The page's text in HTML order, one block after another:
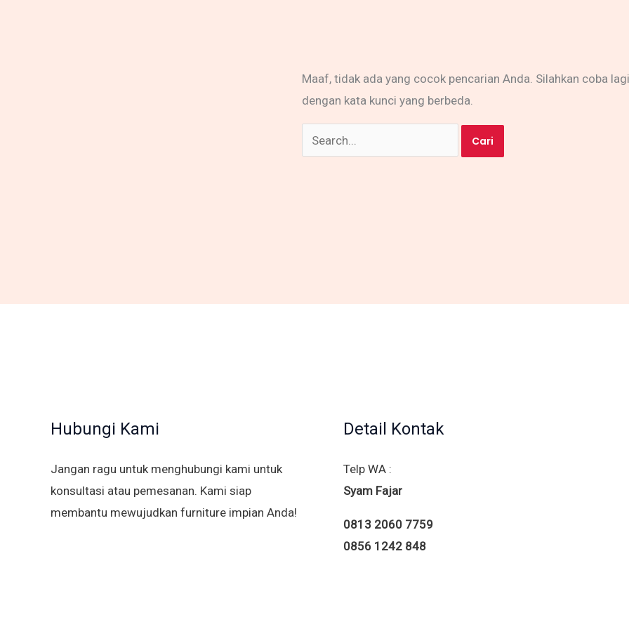
Maaf, tidak ada yang cocok pencarian Anda. Silahkan coba
dengan kata kunci yang berbeda.
Cari
untuk:
Hubungi Kami
Jangan ragu untuk menghubungi kami untuk
konsultasi atau pemesanan. Kami siap
membantu mewujudkan furniture impian Anda!
Detail Kontak
Telp WA :
Syam Fajar
0813 2060 7759
0856 1242 848